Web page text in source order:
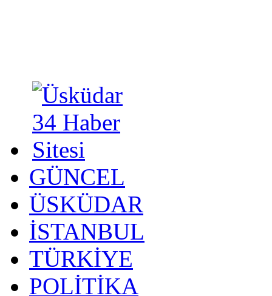
GÜNCEL
ÜSKÜDAR
İSTANBUL
TÜRKİYE
POLİTİKA